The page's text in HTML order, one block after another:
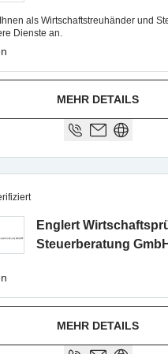
als Wirtschaftstreuhänder und
Dienste an.
MEHR DETAILS
Englert
Steuerberatung GmbH
MEHR DETAILS